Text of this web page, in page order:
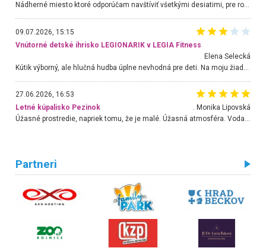
Nádherné miesto ktoré odporúčam navštíviť všetkými desiatimi, pre rodiny s deťmi, dôchodcom... Proste a jednoducho ozaj rozprávkový les.. určite ešte prídeme. Odniesli sme si na pamiatku krásne tričká,
09.07.2026, 15:15
Vnútorné detské ihrisko LEGIONARIK v LEGIA Fitness
Elena Selecká
27.06.2026, 16:53
Letné kúpalisko Pezinok
. Monika Lipovská
Úžasné prostredie, napriek tomu, že je malé. Úžasná atmosféra. Voda fantastická a nádherná. Ľudí je pomerne veľa, ale su mili a ohľaduplní. Je veľmi zaujímavé sledovať, ako dokážu spolu športovať cudzí ľudia a bez ohľadu na vek. Vládne tu pohoda. Vnuka neviem dostať z vody. Ďakujem za krásny deň . Urcite sa sem vrátim. Jediný problém je s parkovaním, ale aj ten sa mi podarilo vyriešiť. Monika Bratislava
Partneri